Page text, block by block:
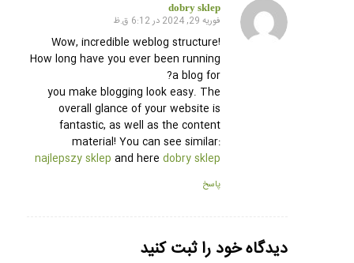
dobry sklep
گفته:
فوریه 29, 2024 در 6:12 ق.ظ
Wow, incredible weblog structure!
How long have you ever been running
a blog for?
you make blogging look easy. The
overall glance of your website is
fantastic, as well as the content
material! You can see similar:
najlepszy sklep and heredobry sklep
پاسخ
دیدگاه خود را ثبت کنید